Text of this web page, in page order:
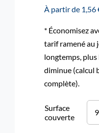
À partir de 1,56
* Économisez
tarif ramené au
longtemps,
diminue (calcul
complète).
Surface
couverte